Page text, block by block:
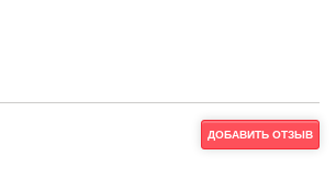
ДОБАВИТЬ ОТЗЫВ